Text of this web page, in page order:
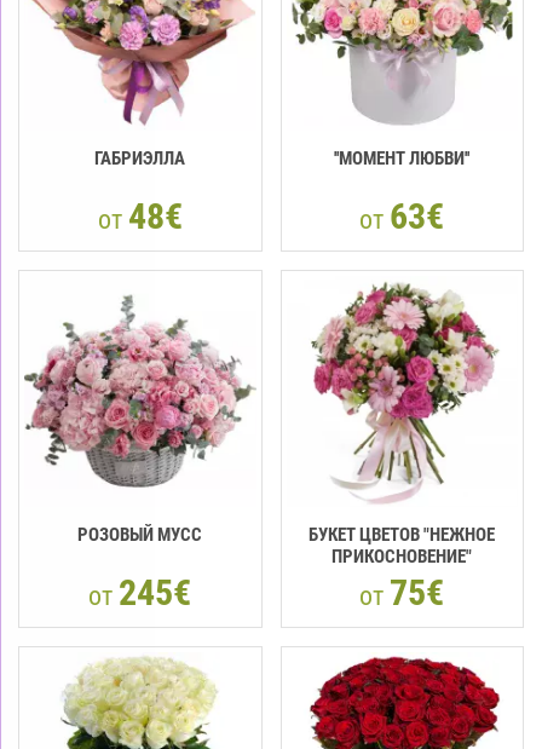
ГАБРИЭЛЛА
от 48€
''МОМЕНТ ЛЮБВИ''
от 63€
РОЗОВЫЙ МУСС
от 245€
БУКЕТ ЦВЕТОВ "НЕЖНОЕ
ПРИКОСНОВЕНИЕ"
от 75€